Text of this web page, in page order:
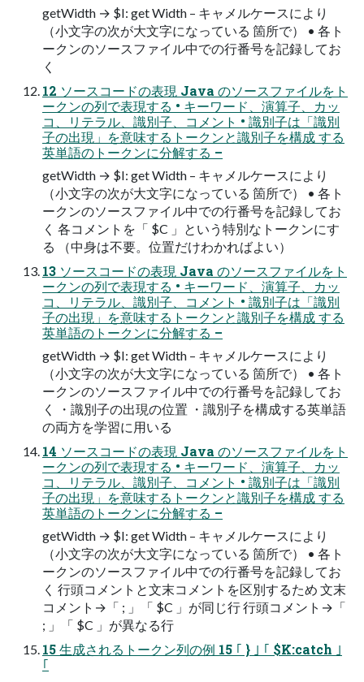
getWidth → $I: get Width – キャメルケースにより
（小文字の次が大文字になっている 箇所で） • 各ト
ークンのソースファイル中での行番号を記録してお
く
12 ソースコードの表現 Java のソースファイルをト
ークンの列で表現する • キーワード、演算子、カッ
コ、リテラル、識別子、コメント • 識別子は「識別
子の出現」を意味するトークンと識別子を構成 する
英単語のトークンに分解する –
getWidth → $I: get Width – キャメルケースにより
（小文字の次が大文字になっている 箇所で） • 各ト
ークンのソースファイル中での行番号を記録してお
く 各コメントを「 $C 」という特別なトークンにす
る （中身は不要。位置だけわかればよい）
13 ソースコードの表現 Java のソースファイルをト
ークンの列で表現する • キーワード、演算子、カッ
コ、リテラル、識別子、コメント • 識別子は「識別
子の出現」を意味するトークンと識別子を構成 する
英単語のトークンに分解する –
getWidth → $I: get Width – キャメルケースにより
（小文字の次が大文字になっている 箇所で） • 各ト
ークンのソースファイル中での行番号を記録してお
く ・識別子の出現の位置 ・識別子を構成する英単語
の両方を学習に用いる
14 ソースコードの表現 Java のソースファイルをト
ークンの列で表現する • キーワード、演算子、カッ
コ、リテラル、識別子、コメント • 識別子は「識別
子の出現」を意味するトークンと識別子を構成 する
英単語のトークンに分解する –
getWidth → $I: get Width – キャメルケースにより
（小文字の次が大文字になっている 箇所で） • 各ト
ークンのソースファイル中での行番号を記録してお
く 行頭コメントと文末コメントを区別するため 文末
コメント→「 ; 」「 $C 」が同じ行 行頭コメント→「
; 」「 $C 」が異なる行
15 生成されるトークン列の例 15 ｢ } ｣ ｢ $K:catch ｣
｢